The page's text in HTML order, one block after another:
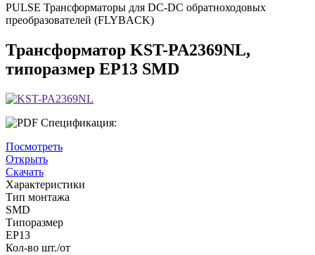
PULSE Трансформаторы для DC-DC обратноходовых
преобразователей (FLYBACK)
Трансформатор KST-PA2369NL,
типоразмер EP13 SMD
Спецификация:
Посмотреть
Открыть
Скачать
Характеристики
Тип монтажа
SMD
Типоразмер
EP13
Кол-во шт./от